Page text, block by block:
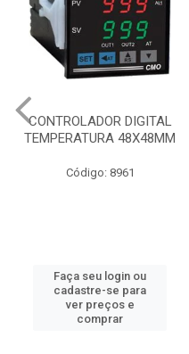
CONTROLADOR DIGITAL
TEMPERATURA 48X48MM
Código: 8961
Faça seu login ou
cadastre-se para
ver preços e
comprar